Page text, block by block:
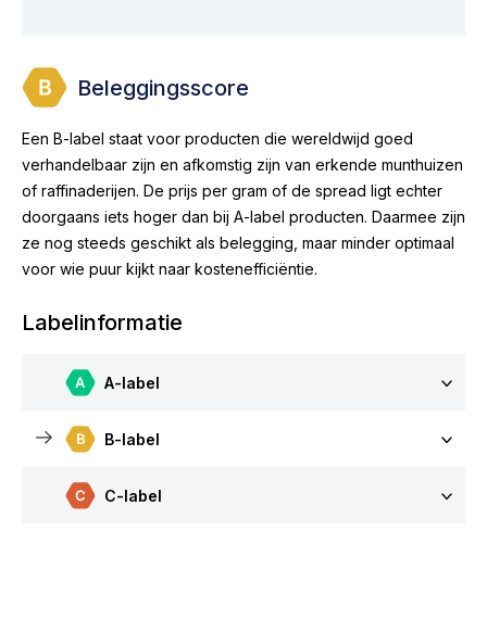
Beleggingsscore
Een B-label staat voor producten die wereldwijd goed
verhandelbaar zijn en afkomstig zijn van erkende munthuizen
of raffinaderijen. De prijs per gram of de spread ligt echter
doorgaans iets hoger dan bij A-label producten. Daarmee zijn
ze nog steeds geschikt als belegging, maar minder optimaal
voor wie puur kijkt naar kostenefficiëntie.
Labelinformatie
A-label
B-label
C-label